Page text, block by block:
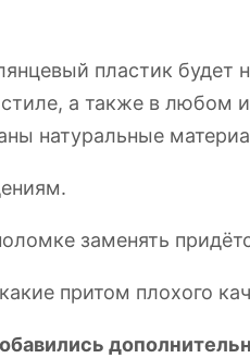
пластик будет
а также в любом
натуральные
заменять
притом плохого